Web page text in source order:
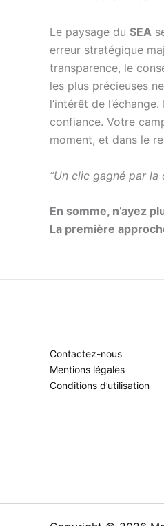
Le paysage du SEA
erreur stratégique
transparence, le
les plus précieuses
l’intérêt de l’échange.
confiance. Votre
moment, et dans le
“Un clic gagné par
En somme, n’ayez
La première
Contactez-nous
Mentions légales
Conditions d’utilisation